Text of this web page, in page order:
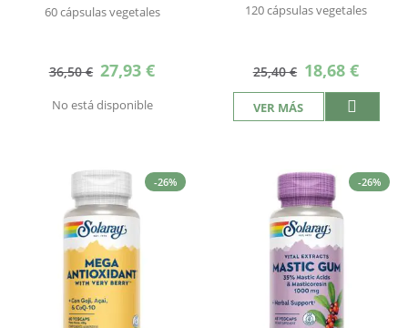
60 cápsulas vegetales
36,50 € Precio
especial
27,93 €
No está disponible
120 cápsulas vegetales
25,40 € Precio
especial
18,68 €
VER MÁS
-26% -26%